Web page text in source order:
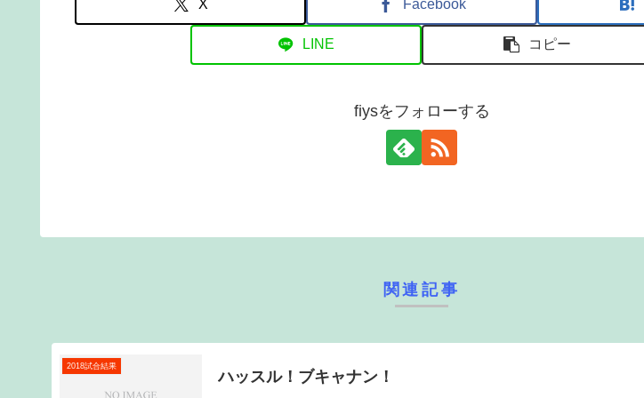
X Facebook
LINE コピー
fiysをフォローする
関連記事
2018試合結果
ハッスル！ブキャナン！